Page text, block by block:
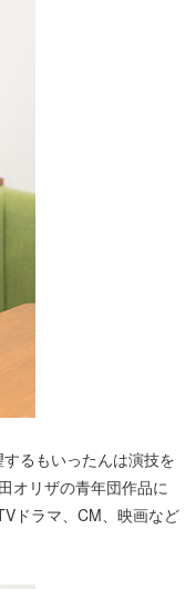
るもいったんは演技を
オリザの青年団作品に
ドラマ、CM、映画など